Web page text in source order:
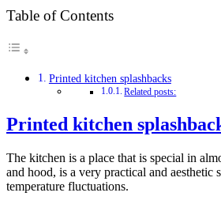
Table of Contents
Printed kitchen splashbacks
Related posts:
Printed kitchen
The kitchen is a place that is special in
and hood, is a very practical and aesthetic
temperature fluctuations.